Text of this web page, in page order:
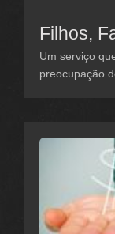
Filhos,
Um serviço
preocupação